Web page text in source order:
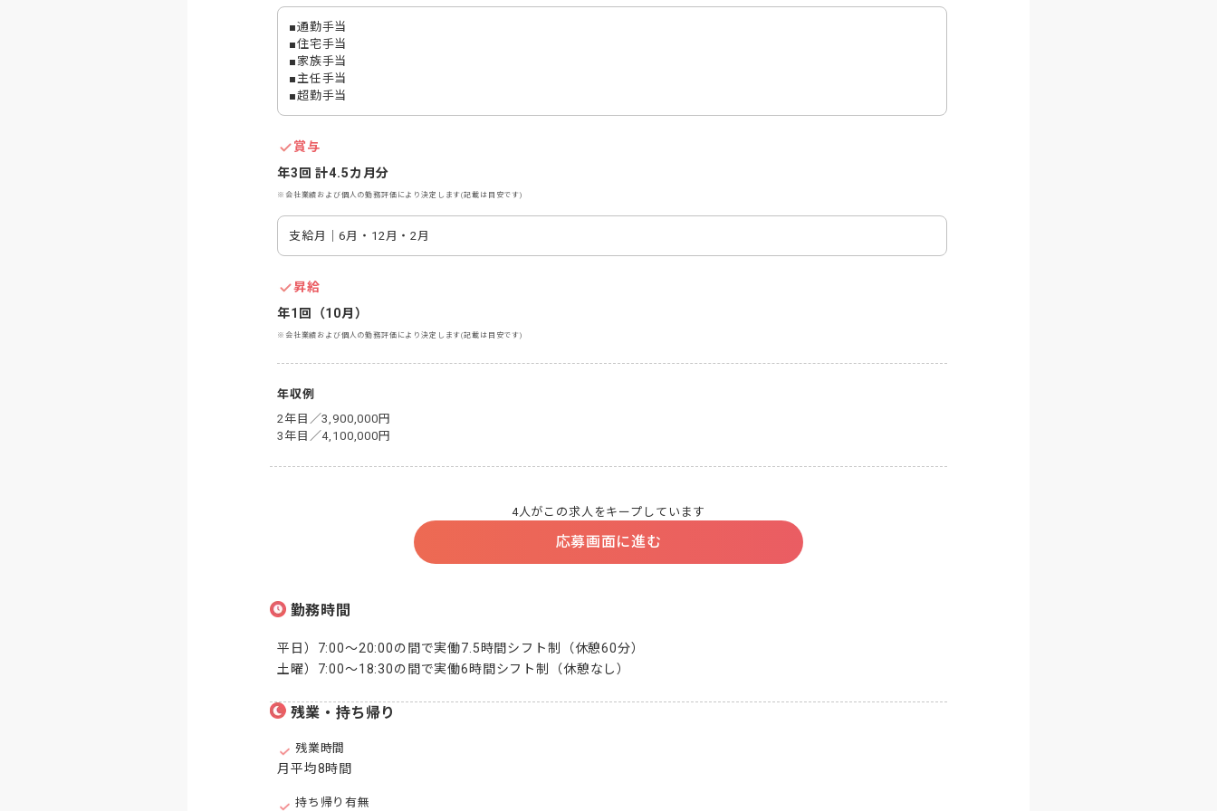
■通勤手当
■住宅手当
■家族手当
■主任手当
■超勤手当
賞与
年3回 計4.5カ月分
※会社業績および個人の勤務評価により決定します(記載は目安です)
支給月｜6月・12月・2月
昇給
年1回（10月）
※会社業績および個人の勤務評価により決定します(記載は目安です)
年収例
2年目／3,900,000円
3年目／4,100,000円
4人がこの求人をキープしています
応募画面に進む
勤務時間
平日）7:00〜20:00の間で実働7.5時間シフト制（休憩60分）
土曜）7:00〜18:30の間で実働6時間シフト制（休憩なし）
残業・持ち帰り
残業時間
月平均8時間
持ち帰り有無